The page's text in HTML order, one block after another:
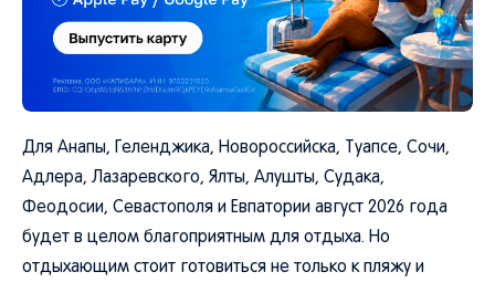
Для Анапы, Геленджика, Новороссийска, Туапсе, Сочи,
Адлера, Лазаревского, Ялты, Алушты, Судака,
Феодосии, Севастополя и Евпатории август 2026 года
будет в целом благоприятным для отдыха. Но
отдыхающим стоит готовиться не только к пляжу и